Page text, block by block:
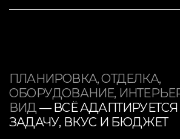
трансформер
ПЛАНИРОВКА, ОТДЕЛКА,
ОБОРУДОВАНИЕ,
ВИД — ВСЁ
ЗАДАЧУ, ВКУС И БЮДЖЕТ